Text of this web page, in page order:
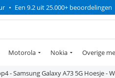
• Een 9.2 uit 25.000+ beoordelingen
Motorola Nokia Overige
- Samsung Galaxy A73 5G Hoesje -